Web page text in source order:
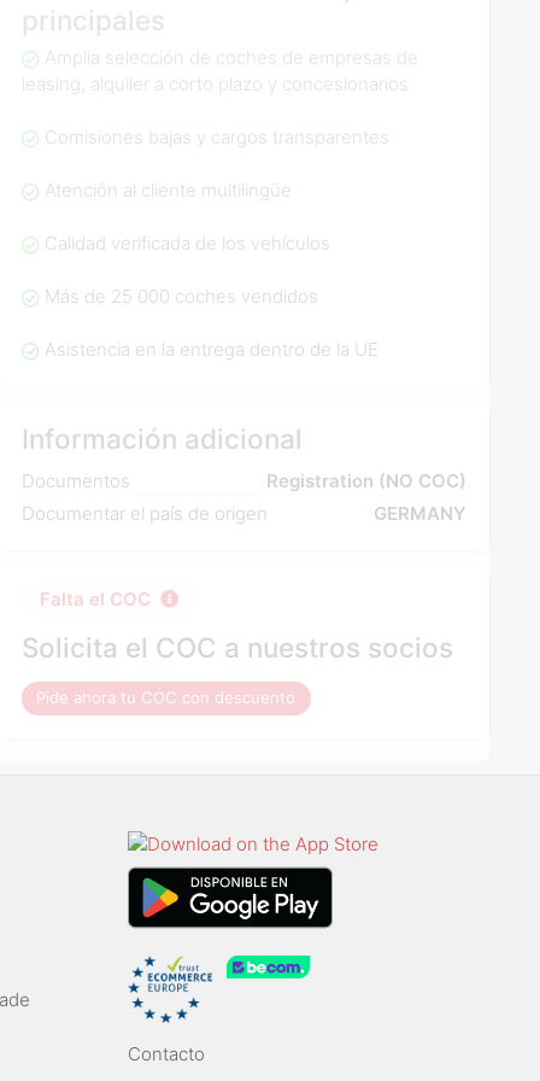
principales
Amplia selección de coches de empresas de
leasing, alquiler a corto plazo y concesionarios
Comisiones bajas y cargos transparentes
Atención al cliente multilingüe
Calidad verificada de los vehículos
Más de 25 000 coches vendidos
Asistencia en la entrega dentro de la UE
Información adicional
Documentos
Registration (NO COC)
Documentar el país de origen
GERMANY
Falta el COC
Solicita el COC a nuestros socios
Pide ahora tu COC con descuento
Contacto